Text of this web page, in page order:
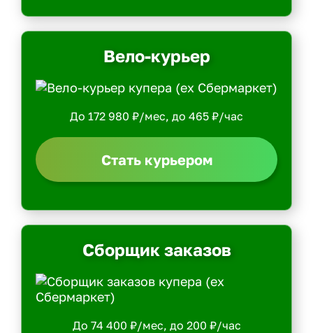
Вело-курьер
До 172 980 ₽/мес, до 465 ₽/час
Стать курьером
Сборщик заказов
До 74 400 ₽/мес, до 200 ₽/час